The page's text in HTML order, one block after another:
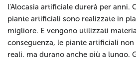
l'Alocasia artificiale durerà per anni.
piante artificiali sono realizzate in
migliore. E vengono utilizzati
conseguenza, le piante artificiali
reali, ma durano anche più a lungo.